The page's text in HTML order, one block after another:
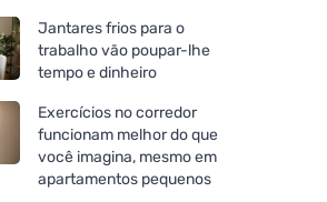
Jantares frios para o
trabalho vão poupar-lhe
tempo e dinheiro
Exercícios no corredor
funcionam melhor do que
você imagina, mesmo em
apartamentos pequenos